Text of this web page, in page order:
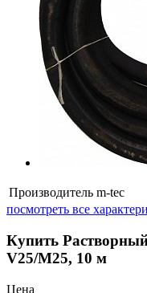
Производитель m-tec
посмотреть все
Купить
V25/M25, 10 м
Цена